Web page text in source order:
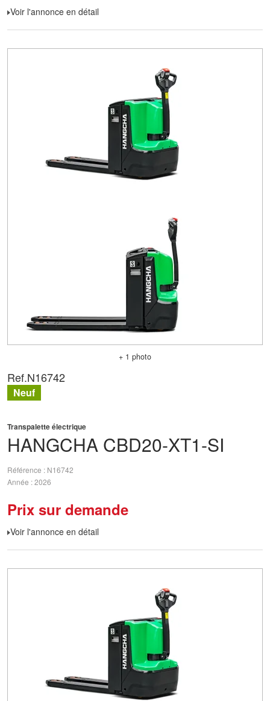
Voir l'annonce en détail
+ 1 photo
HANGCHA CBD20-XT1-SI
Transpalette électrique
Référence
N16742
Année 2026
Prix sur demande
Voir l'annonce en détail
Ref.N16742
Neuf